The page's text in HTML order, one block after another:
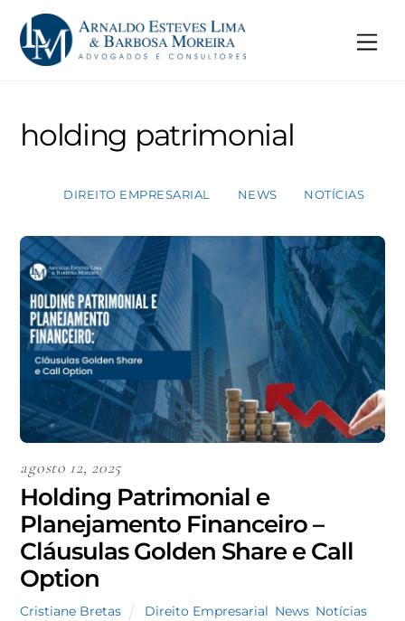
content
holding patrimonial
DIREITO EMPRESARIAL NEWS NOTÍCIAS
agosto 12, 2025
Holding Patrimonial e
Planejamento Financeiro –
Cláusulas Golden Share e Call
Option
Cristiane Bretas Direito Empresarial News, Notícias